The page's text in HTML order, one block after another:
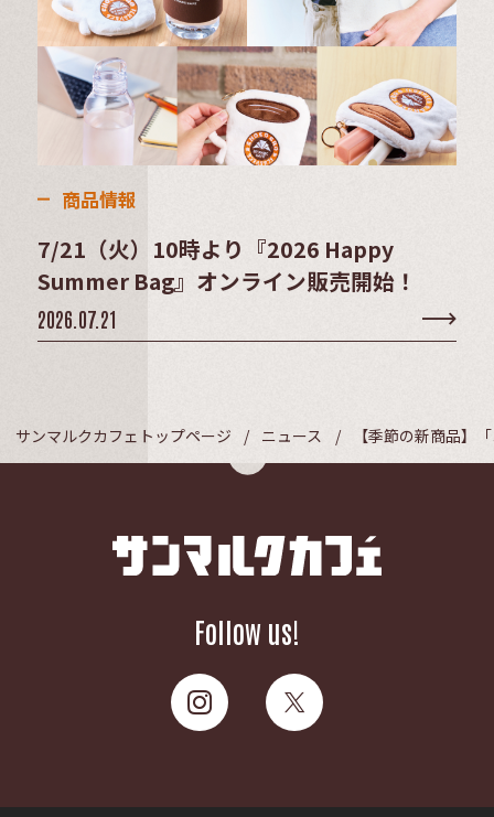
商品情報
7/21（火）10時より『2026 Happy
Summer Bag』オンライン販売開始！
2026.07.21
サンマルクカフェトップページ ニュース 【季節の新商品】
Follow us!